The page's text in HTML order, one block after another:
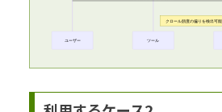
クロール頻度の偏りを検出可能
ユーザー ツール